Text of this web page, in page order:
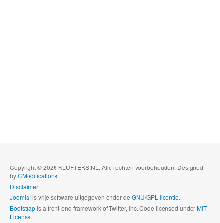
Copyright © 2026 KLUFTERS.NL. Alle rechten voorbehouden. Designed
byCModifications
Disclaimer
Joomla!is vrije software uitgegeven onder de GNU/GPL licentie.
Bootstrapis a front-end framework of Twitter, Inc. Code licensed underMIT
License.